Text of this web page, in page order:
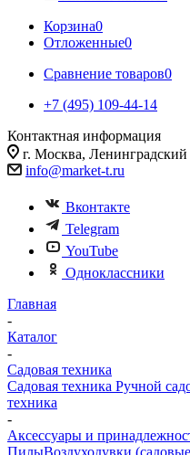
Корзина0
Отложенные0
Сравнение товаров0
+7 (495) 109-44-14
Контактная информация
г. Москва, Ленинградский
info@market-t.ru
Вконтакте
Telegram
YouTube
Одноклассники
Главная
-
Каталог
-
Садовая техника
Садовая техника Ручной
техника
-
Аксессуары и
ПилыВоздуходувки